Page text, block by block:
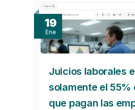
19
Ene
Juicios laborales
solamente el 55%
que pagan las